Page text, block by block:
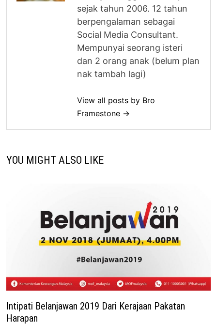
sejak tahun 2006. 12 tahun
berpengalaman sebagai
Social Media Consultant.
Mempunyai seorang isteri
dan 2 orang anak (belum plan
nak tambah lagi)
View all posts by Bro
Framestone →
YOU MIGHT ALSO LIKE
Intipati Belanjawan 2019 Dari Kerajaan Pakatan
Harapan